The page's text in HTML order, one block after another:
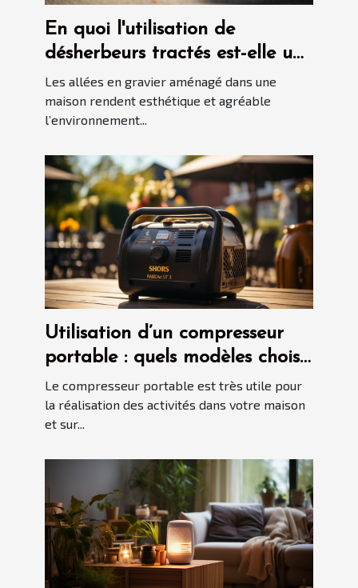
En quoi l'utilisation de
désherbeurs tractés est-elle une
bonne idée pour garder les
allées en gravier propres ?
Les allées en gravier aménagé dans une
maison rendent esthétique et agréable
l’environnement...
Utilisation d’un compresseur
portable : quels modèles choisir
en 2021 ?
Le compresseur portable est très utile pour
la réalisation des activités dans votre maison
et sur...